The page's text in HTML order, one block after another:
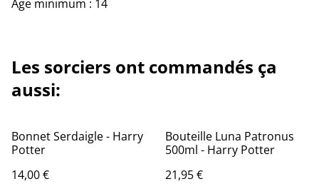
Âge minimum : 14
Les sorciers ont commandés ça
aussi:
Bonnet Serdaigle - Harry
Potter
14,00 €
Bouteille Luna Patronus
500ml - Harry Potter
21,95 €